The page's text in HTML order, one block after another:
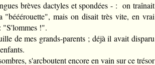
brèves dactyles et spondées - : on traînait
"bééérouette", mais on disait très vite, en vrai
"S'lommes !".
de mes grands-parents ; déjà il avait disparu
s'arcboutent encore en vain sur ce trésor